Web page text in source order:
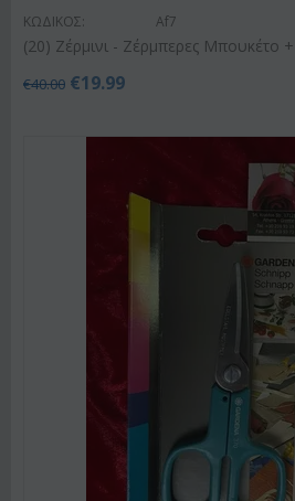
ΚΩΔΙΚΟΣ: Af7
(20) Ζέρμινι - Ζέρμπερες Μπουκέτο
€40.00 €19.99